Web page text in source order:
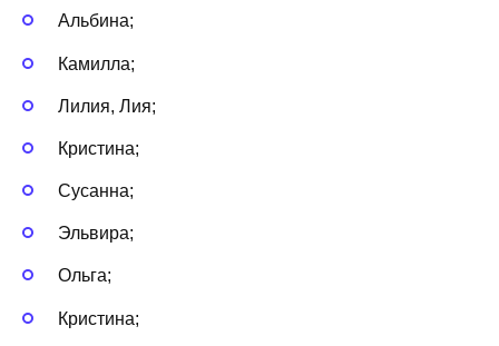
Альбина;
Камилла;
Лилия, Лия;
Кристина;
Сусанна;
Эльвира;
Ольга;
Кристина;